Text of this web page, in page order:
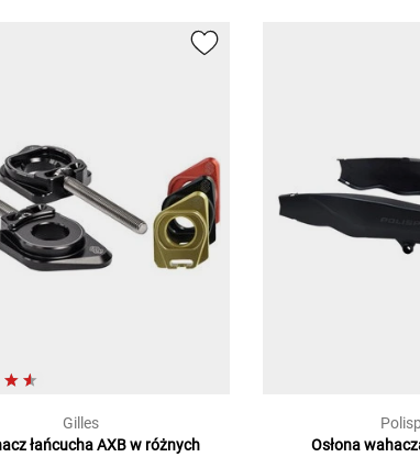
Gilles
łańcucha AXB w różnych
Osłona